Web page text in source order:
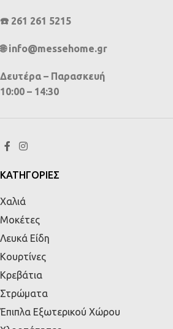
☎️ 261 261 5215
🌐 info@messehome.gr
Δευτέρα – Παρασκευή
10:00 – 14:30
ΚΑΤΗΓΟΡΙΕΣ
Χαλιά
Μοκέτες
Λευκά Είδη
Κουρτίνες
Κρεβάτια
Στρώματα
Έπιπλα Εξωτερικού Χώρου